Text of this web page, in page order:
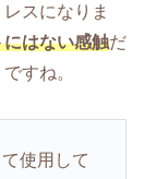
スになりま
はない感触だ
すね。
使用して